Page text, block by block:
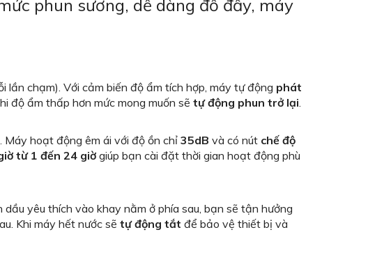
phun sương, dễ dàng đổ đầy, máy
lần chạm). Với cảm biến độ ẩm tích hợp, máy tự động phát
độ ẩm thấp hơn mức mong muốn sẽ tự động phun trở lại.
Máy hoạt động êm ái với độ ồn chỉ35dB và có nút chế độ
từ 1 đến 24 giờgiúp bạn cài đặt thời gian hoạt động phù
yêu thích vào khay nằm ở phía sau, bạn sẽ tận hưởng
Khi máy hết nước sẽ tự động tắt để bảo vệ thiết bị và